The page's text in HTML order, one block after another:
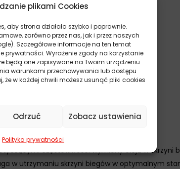
plikami Cookies
aby strona działała szybko i poprawnie.
zarówno przez nas, jak i przez naszych
Szczegółowe informacje na ten temat
prywatności. Wyrażenie zgody na korzystanie
będą one zapisywane na Twoim urządzeniu.
warunkami przechowywania lub dostępu
że w każdej chwili możesz usunąć pliki cookies
Odrzuć Zobacz ustawienia
Polityka prywatności
minut
częstotliwości wymiany oleju w skrzyni
w utrzymaniu skrzyni biegów w optymalnym